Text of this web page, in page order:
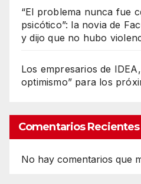
“El problema nunca fue
psicótico”: la novia de
y dijo que no hubo
Los empresarios de
optimismo” para los
Comentarios Recientes
No hay comentarios que